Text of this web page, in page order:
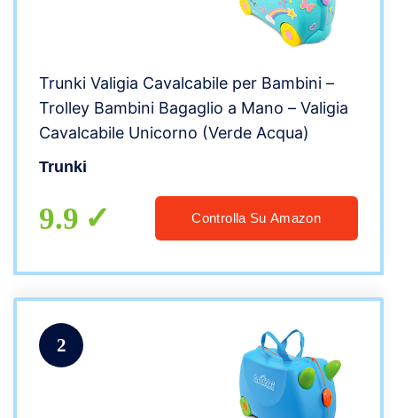
Trunki Valigia Cavalcabile per Bambini –
Trolley Bambini Bagaglio a Mano – Valigia
Cavalcabile Unicorno (Verde Acqua)
Trunki
9.9 Controlla Su Amazon
2